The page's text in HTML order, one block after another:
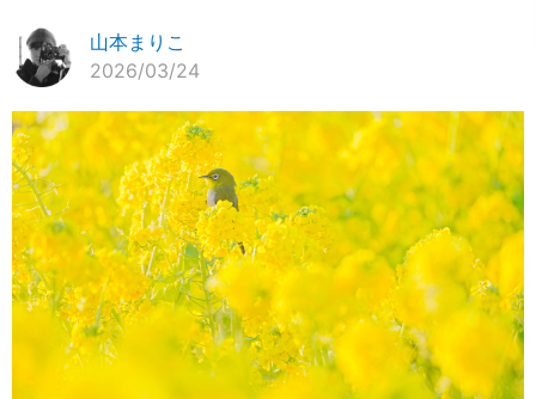
山本まりこ
2026/03/24